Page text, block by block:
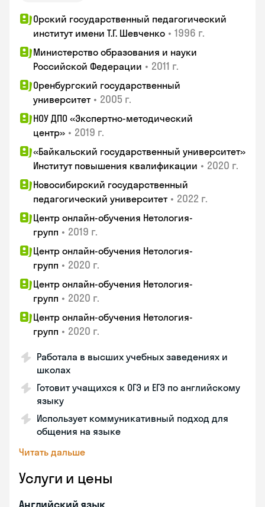
Орский государственный педагогический
институт имени Т.Г. Шевченко • 1996 г.
Министерство образования и науки
Российской Федерации • 2011 г.
Оренбургский государственный
университет • 2005 г.
НОУ ДПО «Экспертно-методический
центр» • 2019 г.
«Байкальский государственный университет»
Институт повышения квалификации • 2020 г.
Новосибирский государственный
педагогический университет • 2022 г.
Центр онлайн-обучения Нетология-
групп • 2019 г.
Центр онлайн-обучения Нетология-
групп • 2020 г.
Центр онлайн-обучения Нетология-
групп • 2020 г.
Центр онлайн-обучения Нетология-
групп • 2020 г.
Работала в высших учебных заведениях и
школах
Готовит учащихся к ОГЭ и ЕГЭ по английскому
языку
Использует коммуникативный подход для
общения на языке
Читать дальше
Услуги и цены